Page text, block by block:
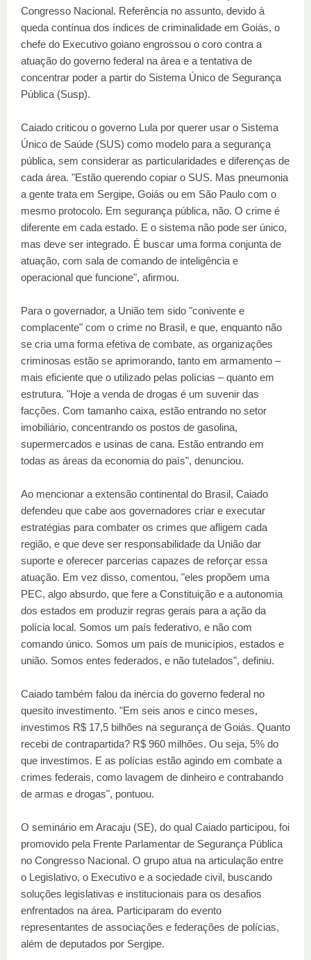
Congresso Nacional. Referência no assunto, devido à
queda contínua dos índices de criminalidade em Goiás, o
chefe do Executivo goiano engrossou o coro contra a
atuação do governo federal na área e a tentativa de
concentrar poder a partir do Sistema Único de Segurança
Pública (Susp).
Caiado criticou o governo Lula por querer usar o Sistema
Único de Saúde (SUS) como modelo para a segurança
pública, sem considerar as particularidades e diferenças de
cada área. "Estão querendo copiar o SUS. Mas pneumonia
a gente trata em Sergipe, Goiás ou em São Paulo com o
mesmo protocolo. Em segurança pública, não. O crime é
diferente em cada estado. E o sistema não pode ser único,
mas deve ser integrado. É buscar uma forma conjunta de
atuação, com sala de comando de inteligência e
operacional que funcione", afirmou.
Para o governador, a União tem sido "conivente e
complacente" com o crime no Brasil, e que, enquanto não
se cria uma forma efetiva de combate, as organizações
criminosas estão se aprimorando, tanto em armamento –
mais eficiente que o utilizado pelas polícias – quanto em
estrutura. "Hoje a venda de drogas é um suvenir das
facções. Com tamanho caixa, estão entrando no setor
imobiliário, concentrando os postos de gasolina,
supermercados e usinas de cana. Estão entrando em
todas as áreas da economia do país", denunciou.
Ao mencionar a extensão continental do Brasil, Caiado
defendeu que cabe aos governadores criar e executar
estratégias para combater os crimes que afligem cada
região, e que deve ser responsabilidade da União dar
suporte e oferecer parcerias capazes de reforçar essa
atuação. Em vez disso, comentou, "eles propõem uma
PEC, algo absurdo, que fere a Constituição e a autonomia
dos estados em produzir regras gerais para a ação da
polícia local. Somos um país federativo, e não com
comando único. Somos um país de municípios, estados e
união. Somos entes federados, e não tutelados", definiu.
Caiado também falou da inércia do governo federal no
quesito investimento. "Em seis anos e cinco meses,
investimos R$ 17,5 bilhões na segurança de Goiás. Quanto
recebi de contrapartida? R$ 960 milhões. Ou seja, 5% do
que investimos. E as polícias estão agindo em combate a
crimes federais, como lavagem de dinheiro e contrabando
de armas e drogas", pontuou.
O seminário em Aracaju (SE), do qual Caiado participou, foi
promovido pela Frente Parlamentar de Segurança Pública
no Congresso Nacional. O grupo atua na articulação entre
o Legislativo, o Executivo e a sociedade civil, buscando
soluções legislativas e institucionais para os desafios
enfrentados na área. Participaram do evento
representantes de associações e federações de polícias,
além de deputados por Sergipe.